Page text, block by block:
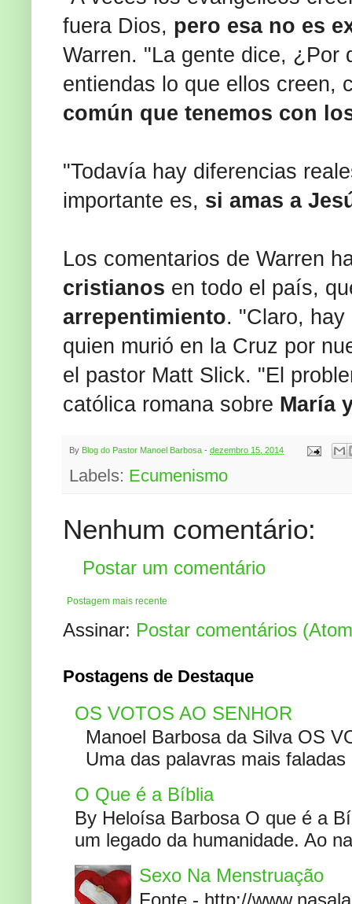
fuera Dios, pero esa no es
Warren. "La gente dice, ¿Por
entiendas lo que ellos creen,
común que tenemos con
"Todavía hay diferencias
importante es, si amas a
Los comentarios de Warren
cristianos en todo el país,
arrepentimiento. "Claro,
quien murió en la Cruz por
el pastor Matt Slick. "El
católica romana sobre María
By Blog do Pastor Manoel Barbosa - dezembro 15, 2014
Labels: Ecumenismo
Nenhum comentário:
Postar um comentário
Postagem mais recente
Assinar: Postar comentários
Postagens de Destaque
OS VOTOS AO SENHOR
Manoel Barbosa da Silva OS
Uma das palavras mais
O Que é a Bíblia
By Heloísa Barbosa O que é a
um legado da humanidade. Ao
Sexo Na Menstruação
Fonte - http://